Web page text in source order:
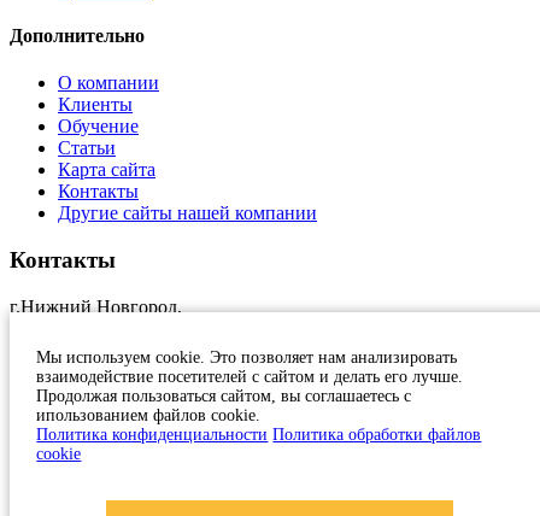
Дополнительно
О компании
Клиенты
Обучение
Статьи
Карта сайта
Контакты
Другие сайты нашей компании
Контакты
г.Нижний Новгород,
+7 (831)231 23 24
1c@at-nn.ru
2026, Активные Технологии
Политика конфиденциальности
Мы используем cookie. Это позволяет нам анализировать
взаимодействие посетителей с сайтом и делать его лучше.
Продолжая пользоваться сайтом, вы соглашаетесь с
ипользованием файлов cookie.
Политика конфиденциальности Политика обработки файлов
cookie